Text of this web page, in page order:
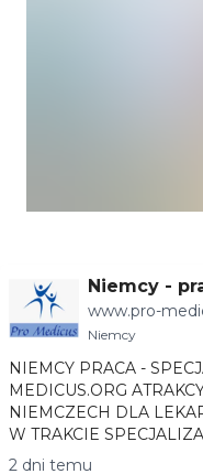
Niemcy -
acje
www.pro-
Niemcy
NIEMCY PRACA -
MEDICUS.ORG ATRAKCYJNE OFERTY PRACY W
NIEMCZECH DLA LEKARZY
2 dni temu